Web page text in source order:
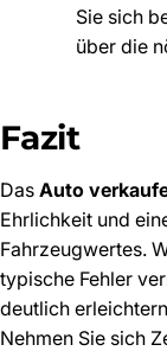
Sie sich
über die
Fazit
Das Auto
Ehrlichkeit und
Fahrzeugwertes.
typische Fehler
deutlich
Nehmen Sie sich